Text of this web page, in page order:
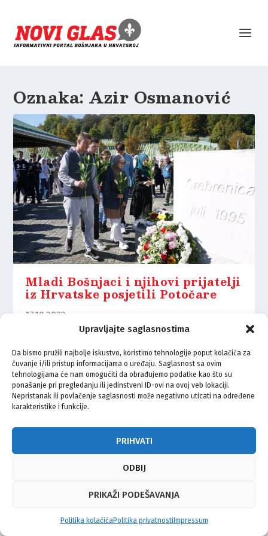
Upravljajte saglasnostima
Da bismo pružili najbolje iskustvo, koristimo tehnologije poput kolačića za
čuvanje i/ili pristup informacijama o uređaju. Saglasnost sa ovim
tehnologijama će nam omogućiti da obrađujemo podatke kao što su
ponašanje pri pregledanju ili jedinstveni ID-ovi na ovoj veb lokaciji.
Nepristanak ili povlačenje saglasnosti može negativno uticati na određene
karakteristike i funkcije.
PRIHVATI
ODBIJ
PRIKAŽI PODEŠAVANJA
Politika kolačićaPolitika privatnosti Impressum
Oznaka:Azir Osmanović
Mladi Bošnjaci i njihovi prijatelji
iz Hrvatske posjetili Potočare
17.10.2022.
© Vijeće bošnjačke nacionalne manjine Grada Zagreba 2026
Impressum
Kontakt